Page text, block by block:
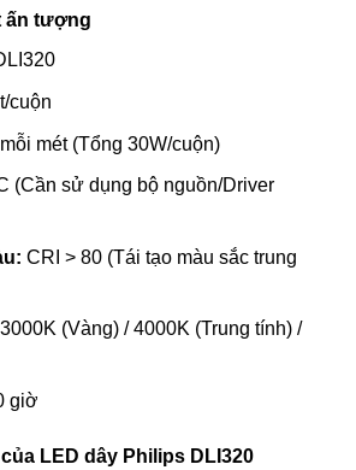
ấn tượng
cuộn
mét (Tổng 30W/cuộn)
(Cần sử dụng bộ nguồn/Driver
CRI > 80 (Tái tạo màu sắc trung
3000K (Vàng) / 4000K (Trung tính) /
giờ
LED dây Philips DLI320